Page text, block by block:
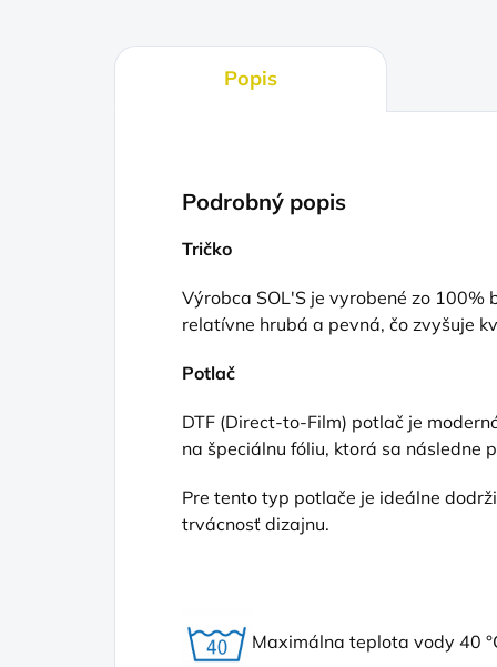
Popis
Podrobný popis
Tričko
Výrobca SOL'S je vyrobené zo 100%
relatívne hrubá a pevná, čo zvyšuje
Potlač
DTF (Direct-to-Film) potlač je
na špeciálnu fóliu, ktorá sa následne
Pre tento typ potlače je ideálne
trvácnosť dizajnu.
Maximálna teplota vody 40